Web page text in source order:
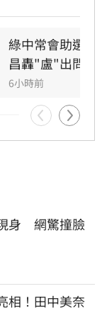
林佳龍交給
果搞了八
，到現在還
綠中常會助選何
昌轟"盧"出問題!
6小時前
身　網驚撞臉
相！田中美奈